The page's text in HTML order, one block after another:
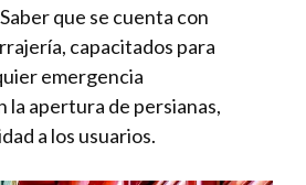
que se cuenta con
capacitados para
emergencia
la apertura de persianas,
a los usuarios.